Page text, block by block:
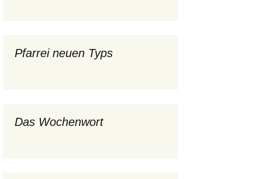
Tauffamilien
Unser Wochenwort
Pfarrei neuen Typs
Das Wochenwort